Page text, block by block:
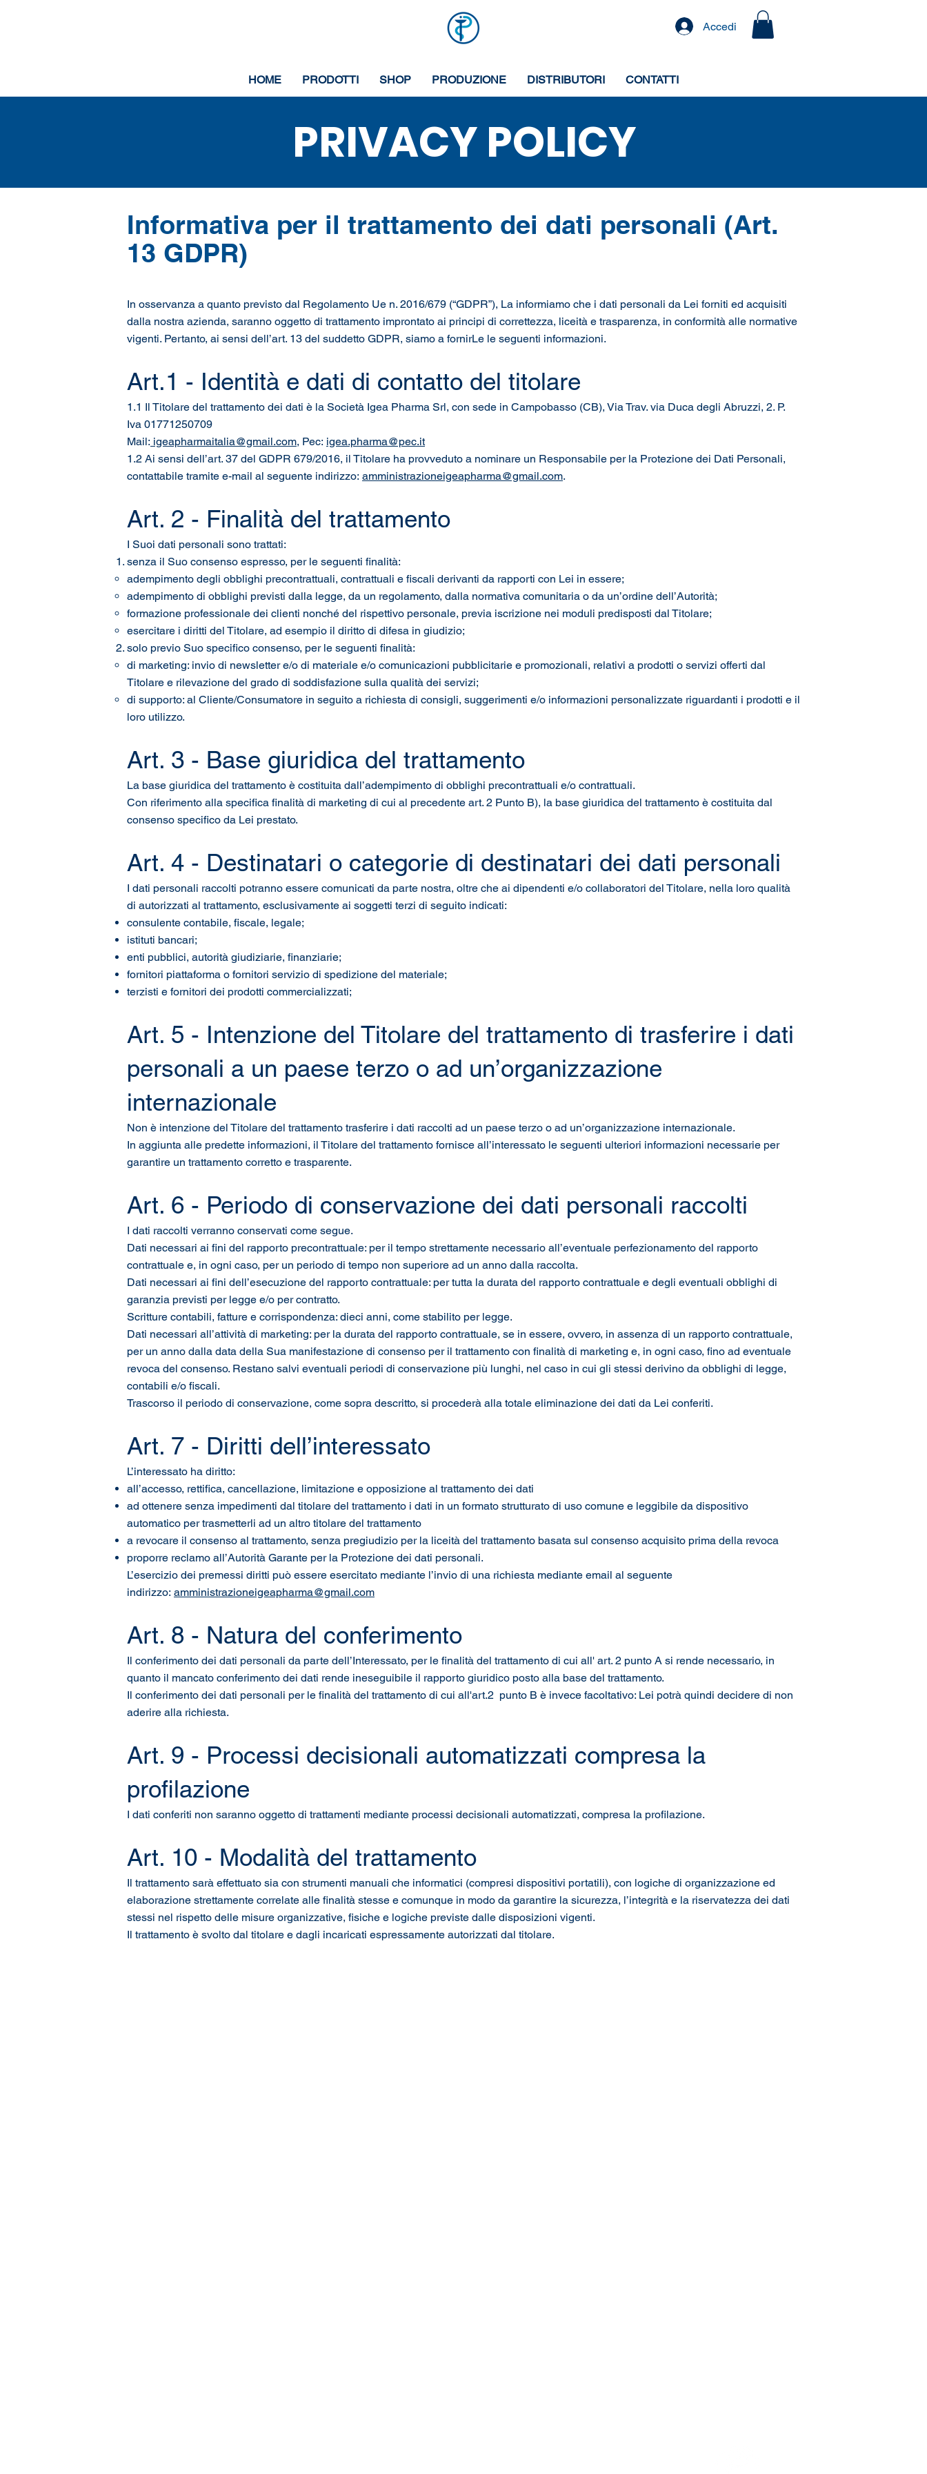
Accedi
HOME PRODOTTI SHOP PRODUZIONE DISTRIBUTORI CONTATTI
PRIVACY POLICY
Informativa per il trattamento dei dati personali (Art.
13 GDPR)
In osservanza a quanto previsto dal Regolamento Ue n. 2016/679 (“GDPR”), La informiamo che i dati personali da Lei forniti ed acquisiti
dalla nostra azienda, saranno oggetto di trattamento improntato ai principi di correttezza, liceità e trasparenza, in conformità alle normative
vigenti. Pertanto, ai sensi dell’art. 13 del suddetto GDPR, siamo a fornirLe le seguenti informazioni.
Art.1 - Identità e dati di contatto del titolare
1.1 Il Titolare del trattamento dei dati è la Società Igea Pharma Srl, con sede in Campobasso (CB), Via Trav. via Duca degli Abruzzi, 2. P.
Iva 01771250709
Mail: igeapharmaitalia@gmail.com, Pec: igea.pharma@pec.it
1.2 Ai sensi dell’art. 37 del GDPR 679/2016, il Titolare ha provveduto a nominare un Responsabile per la Protezione dei Dati Personali,
contattabile tramite e-mail al seguente indirizzo: amministrazioneigeapharma@gmail.com.
Art. 2 - Finalità del trattamento
I Suoi dati personali sono trattati:
senza il Suo consenso espresso, per le seguenti finalità:
adempimento degli obblighi precontrattuali, contrattuali e fiscali derivanti da rapporti con Lei in essere;
adempimento di obblighi previsti dalla legge, da un regolamento, dalla normativa comunitaria o da un’ordine dell’Autorità;
formazione professionale dei clienti nonché del rispettivo personale, previa iscrizione nei moduli predisposti dal Titolare;
esercitare i diritti del Titolare, ad esempio il diritto di difesa in giudizio;
solo previo Suo specifico consenso, per le seguenti finalità:
di marketing: invio di newsletter e/o di materiale e/o comunicazioni pubblicitarie e promozionali, relativi a prodotti o servizi offerti dal
Titolare e rilevazione del grado di soddisfazione sulla qualità dei servizi;
di supporto: al Cliente/Consumatore in seguito a richiesta di consigli, suggerimenti e/o informazioni personalizzate riguardanti i prodotti e il
loro utilizzo.
Art. 3 - Base giuridica del trattamento
La base giuridica del trattamento è costituita dall’adempimento di obblighi precontrattuali e/o contrattuali.
Con riferimento alla specifica finalità di marketing di cui al precedente art. 2 Punto B), la base giuridica del trattamento è costituita dal
consenso specifico da Lei prestato.
Art. 4 - Destinatari o categorie di destinatari dei dati personali
I dati personali raccolti potranno essere comunicati da parte nostra, oltre che ai dipendenti e/o collaboratori del Titolare, nella loro qualità
di autorizzati al trattamento, esclusivamente ai soggetti terzi di seguito indicati:
consulente contabile, fiscale, legale;
istituti bancari;
enti pubblici, autorità giudiziarie, finanziarie;
fornitori piattaforma o fornitori servizio di spedizione del materiale;
terzisti e fornitori dei prodotti commercializzati;
Art. 5 - Intenzione del Titolare del trattamento di trasferire i dati
personali a un paese terzo o ad un’organizzazione
internazionale
Non è intenzione del Titolare del trattamento trasferire i dati raccolti ad un paese terzo o ad un’organizzazione internazionale.
In aggiunta alle predette informazioni, il Titolare del trattamento fornisce all’interessato le seguenti ulteriori informazioni necessarie per
garantire un trattamento corretto e trasparente.
Art. 6 - Periodo di conservazione dei dati personali raccolti
I dati raccolti verranno conservati come segue.
Dati necessari ai fini del rapporto precontrattuale: per il tempo strettamente necessario all’eventuale perfezionamento del rapporto
contrattuale e, in ogni caso, per un periodo di tempo non superiore ad un anno dalla raccolta.
Dati necessari ai fini dell’esecuzione del rapporto contrattuale: per tutta la durata del rapporto contrattuale e degli eventuali obblighi di
garanzia previsti per legge e/o per contratto.
Scritture contabili, fatture e corrispondenza: dieci anni, come stabilito per legge.
Dati necessari all’attività di marketing: per la durata del rapporto contrattuale, se in essere, ovvero, in assenza di un rapporto contrattuale,
per un anno dalla data della Sua manifestazione di consenso per il trattamento con finalità di marketing e, in ogni caso, fino ad eventuale
revoca del consenso. Restano salvi eventuali periodi di conservazione più lunghi, nel caso in cui gli stessi derivino da obblighi di legge,
contabili e/o fiscali.
Trascorso il periodo di conservazione, come sopra descritto, si procederà alla totale eliminazione dei dati da Lei conferiti.
Art. 7 - Diritti dell’interessato
L’interessato ha diritto:
all’accesso, rettifica, cancellazione, limitazione e opposizione al trattamento dei dati
ad ottenere senza impedimenti dal titolare del trattamento i dati in un formato strutturato di uso comune e leggibile da dispositivo
automatico per trasmetterli ad un altro titolare del trattamento
a revocare il consenso al trattamento, senza pregiudizio per la liceità del trattamento basata sul consenso acquisito prima della revoca
proporre reclamo all’Autorità Garante per la Protezione dei dati personali.
L’esercizio dei premessi diritti può essere esercitato mediante l’invio di una richiesta mediante email al seguente
indirizzo: amministrazioneigeapharma@gmail.com
Art. 8 - Natura del conferimento
Il conferimento dei dati personali da parte dell’Interessato, per le finalità del trattamento di cui all' art. 2 punto A si rende necessario, in
quanto il mancato conferimento dei dati rende ineseguibile il rapporto giuridico posto alla base del trattamento.
Il conferimento dei dati personali per le finalità del trattamento di cui all'art.2 punto B è invece facoltativo: Lei potrà quindi decidere di non
aderire alla richiesta.
Art. 9 - Processi decisionali automatizzati compresa la
profilazione
I dati conferiti non saranno oggetto di trattamenti mediante processi decisionali automatizzati, compresa la profilazione.
Art. 10 - Modalità del trattamento
Il trattamento sarà effettuato sia con strumenti manuali che informatici (compresi dispositivi portatili), con logiche di organizzazione ed
elaborazione strettamente correlate alle finalità stesse e comunque in modo da garantire la sicurezza, l’integrità e la riservatezza dei dati
stessi nel rispetto delle misure organizzative, fisiche e logiche previste dalle disposizioni vigenti.
Il trattamento è svolto dal titolare e dagli incaricati espressamente autorizzati dal titolare.